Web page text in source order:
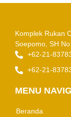
Komplek Rukan
Soepomo, SH
+62-21-
+62-21-
MENU
Beranda